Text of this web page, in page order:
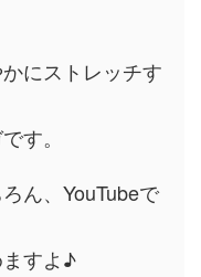
にストレッチす
す。
ん、YouTubeで
すよ♪